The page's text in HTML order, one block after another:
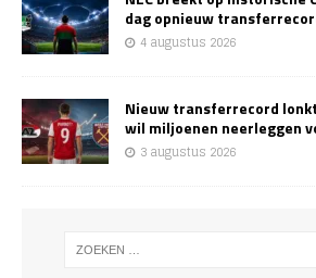
dag opnieuw
4 augustus 2026
Nieuw transferrecord
wil miljoenen neerleggen
3 augustus 2026